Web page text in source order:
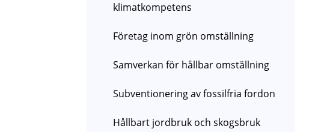
klimatkompetens
Företag inom grön omställning
Samverkan för hållbar omställning
Subventionering av fossilfria fordon
Hållbart jordbruk och skogsbruk